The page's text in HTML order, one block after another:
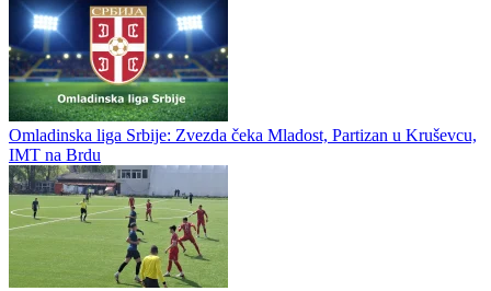
Omladinska liga Srbije: Zvezda čeka Mladost, Partizan u Kruševcu,
IMT na Brdu